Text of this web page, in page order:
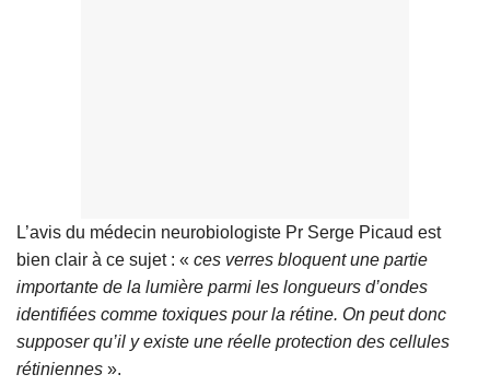
L’avis du médecin neurobiologiste Pr Serge Picaud est
bien clair à ce sujet : « ces verres bloquent une partie
importante de la lumière parmi les longueurs d’ondes
identifiées comme toxiques pour la rétine. On peut donc
supposer qu’il y existe une réelle protection des cellules
rétiniennes ».